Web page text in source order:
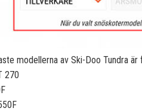
modellerna av Ski-Doo Tundra är
270